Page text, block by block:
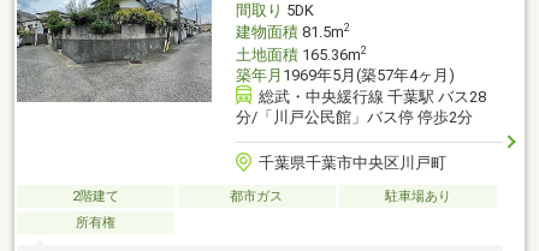
間取り 5DK
建物面積81.5m2
土地面積165.36m2
築年月 1969年5月(築57年4ヶ月)
総武・中央緩行線 千葉駅 バス28
分/「川戸公民館」バス停 停歩2分
千葉県千葉市中央区川戸町
2階建て 都市ガス
駐車場あり
所有権